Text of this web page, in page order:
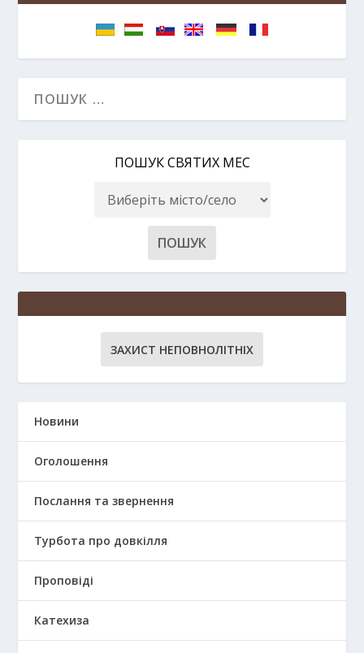
ПОШУК СВЯТИХ МЕС
ЗАХИСТ НЕПОВНОЛІТНІХ
Новини
Оголошення
Послання та звернення
Турбота про довкілля
Проповіді
Катехиза